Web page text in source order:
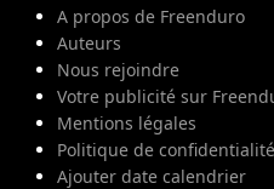
A propos de Freenduro
Auteurs
Nous rejoindre
Votre publicité sur
Mentions légales
Politique de confidentialité
Ajouter date calendrier